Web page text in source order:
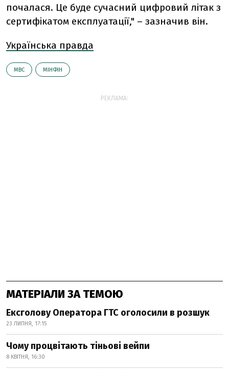
почалася. Це буде сучасний цифровий літак з
сертифікатом експлуатації," – зазначив він.
Українська правда
МВС МІНФІН
РЕКЛАМА:
МАТЕРІАЛИ ЗА ТЕМОЮ
Ексголову Оператора ГТС оголосили в розшук
23 ЛИПНЯ, 17:15
Чому процвітають тіньові вейпи
8 КВІТНЯ, 16:30